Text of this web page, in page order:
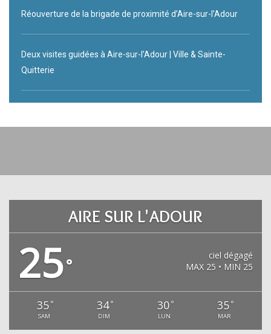
Réouverture de la brigade de proximité d’Aire-sur-l’Adour
Deux visites guidées à Aire-sur-l’Adour | Ville & Sainte-
Quitterie
AIRE SUR L'ADOUR
25°
ciel dégagé
MAX 25 • MIN 25
35 °
SAM
34°
DIM
30 °
LUN
35 °
MAR